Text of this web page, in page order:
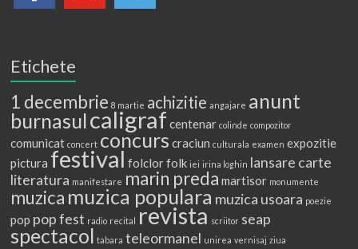
Etichete
1 decembrie 8 martie achizitie angajare anunt
burnasulcaligraf centenar colinde compozitor
comunicat concert concurs craciun culturala examen expozitie
pictura festival folclorfolk iei irina loghin lansare carte
literatura manifestare marin preda martisor monumente
muzica muzica populara muzica usoara poezie
pop pop fest radio recital revista scriitor seap
spectacol tabara teleormanel unirea vernisaj ziua